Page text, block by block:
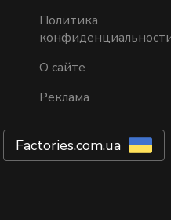
Политика
О сайте
Реклама
Factories.com.ua